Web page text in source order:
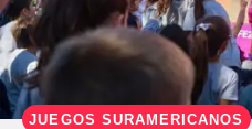
JUEGOS SURAMERICANOS